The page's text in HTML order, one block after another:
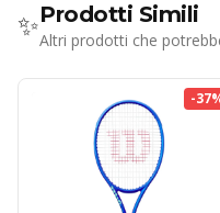
✨Prodotti Simili
Altri prodotti che
-37